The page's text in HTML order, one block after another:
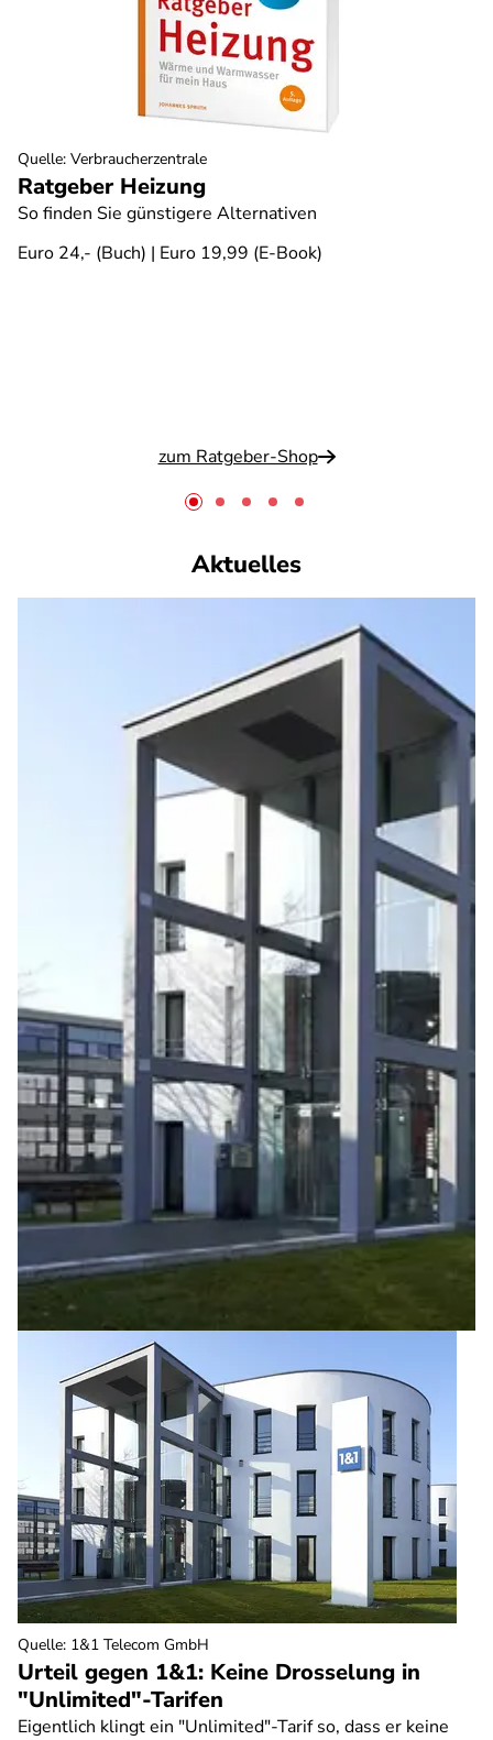
Ratgeber Heizung
So finden Sie günstigere Alternativen
Euro 24,- (Buch) | Euro 19,99 (E-Book)
zum Ratgeber-Shop
Quelle: Verbraucherzentrale
Aktuelles
Urteil gegen 1&1: Keine Drosselung in
"Unlimited"-Tarifen
Eigentlich klingt ein "Unlimited"-Tarif so, dass er keine
Quelle: 1&1 Telecom GmbH